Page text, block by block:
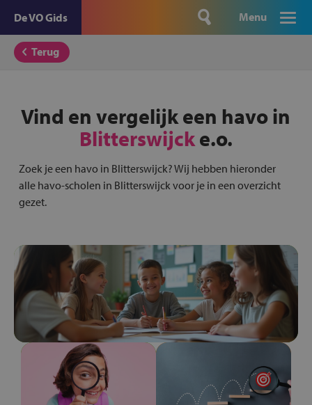
De VO Gids Menu
Terug
Vind en vergelijk een havo in
Blitterswijcke.o.
Zoek je een havo in Blitterswijck? Wij hebben hieronder
alle havo-scholen in Blitterswijck voor je in een overzicht
gezet.